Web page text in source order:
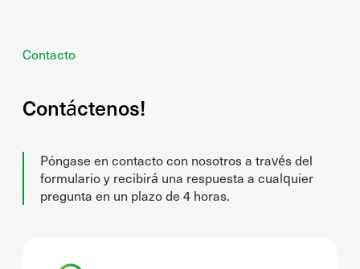
Contacto
Contáctenos!
Póngase en contacto con nosotros a través del
formulario y recibirá una respuesta a cualquier
pregunta en un plazo de 4 horas.